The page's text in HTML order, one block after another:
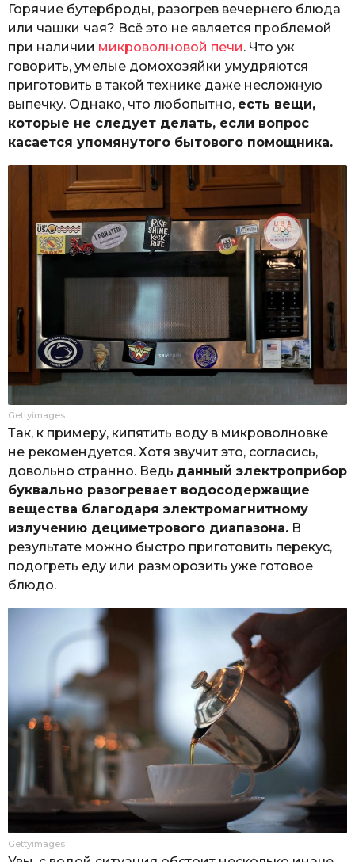
Горячие бутерброды, разогрев вечернего блюда
или чашки чая? Всё это не является проблемой
при наличии микроволновой печи. Что уж
говорить, умелые домохозяйки умудряются
приготовить в такой технике даже несложную
выпечку. Однако, что любопытно, есть вещи,
которые не следует делать, если вопрос
касается упомянутого бытового помощника.
Gettyimages
Так, к примеру, кипятить воду в микроволновке
не рекомендуется. Хотя звучит это, согласись,
довольно странно. Ведь данный электроприбор
буквально разогревает водосодержащие
вещества благодаря электромагнитному
излучению дециметрового диапазона. В
результате можно быстро приготовить перекус,
подогреть еду или разморозить уже готовое
блюдо.
Gettyimages